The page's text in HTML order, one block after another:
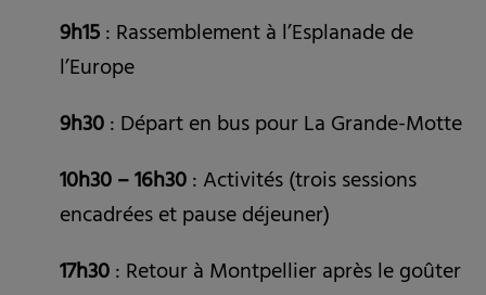
9h15: Rassemblement à l’Esplanade de
l’Europe
9h30: Départ en bus pour La Grande-Motte
10h30 – 16h30: Activités (trois sessions
encadrées et pause déjeuner)
17h30: Retour à Montpellier après le goûter